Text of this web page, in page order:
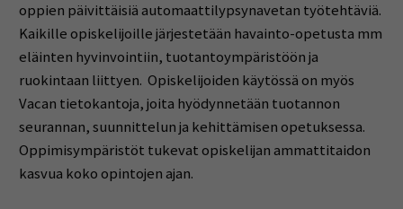
oppien päivittäisiä automaattilypsynavetan työtehtäviä.
Kaikille opiskelijoille järjestetään havainto-opetusta mm
eläinten hyvinvointiin, tuotantoympäristöön ja
ruokintaan liittyen. Opiskelijoiden käytössä on myös
Vacan tietokantoja, joita hyödynnetään tuotannon
seurannan, suunnittelun ja kehittämisen opetuksessa.
Oppimisympäristöt tukevat opiskelijan ammattitaidon
kasvua koko opintojen ajan.